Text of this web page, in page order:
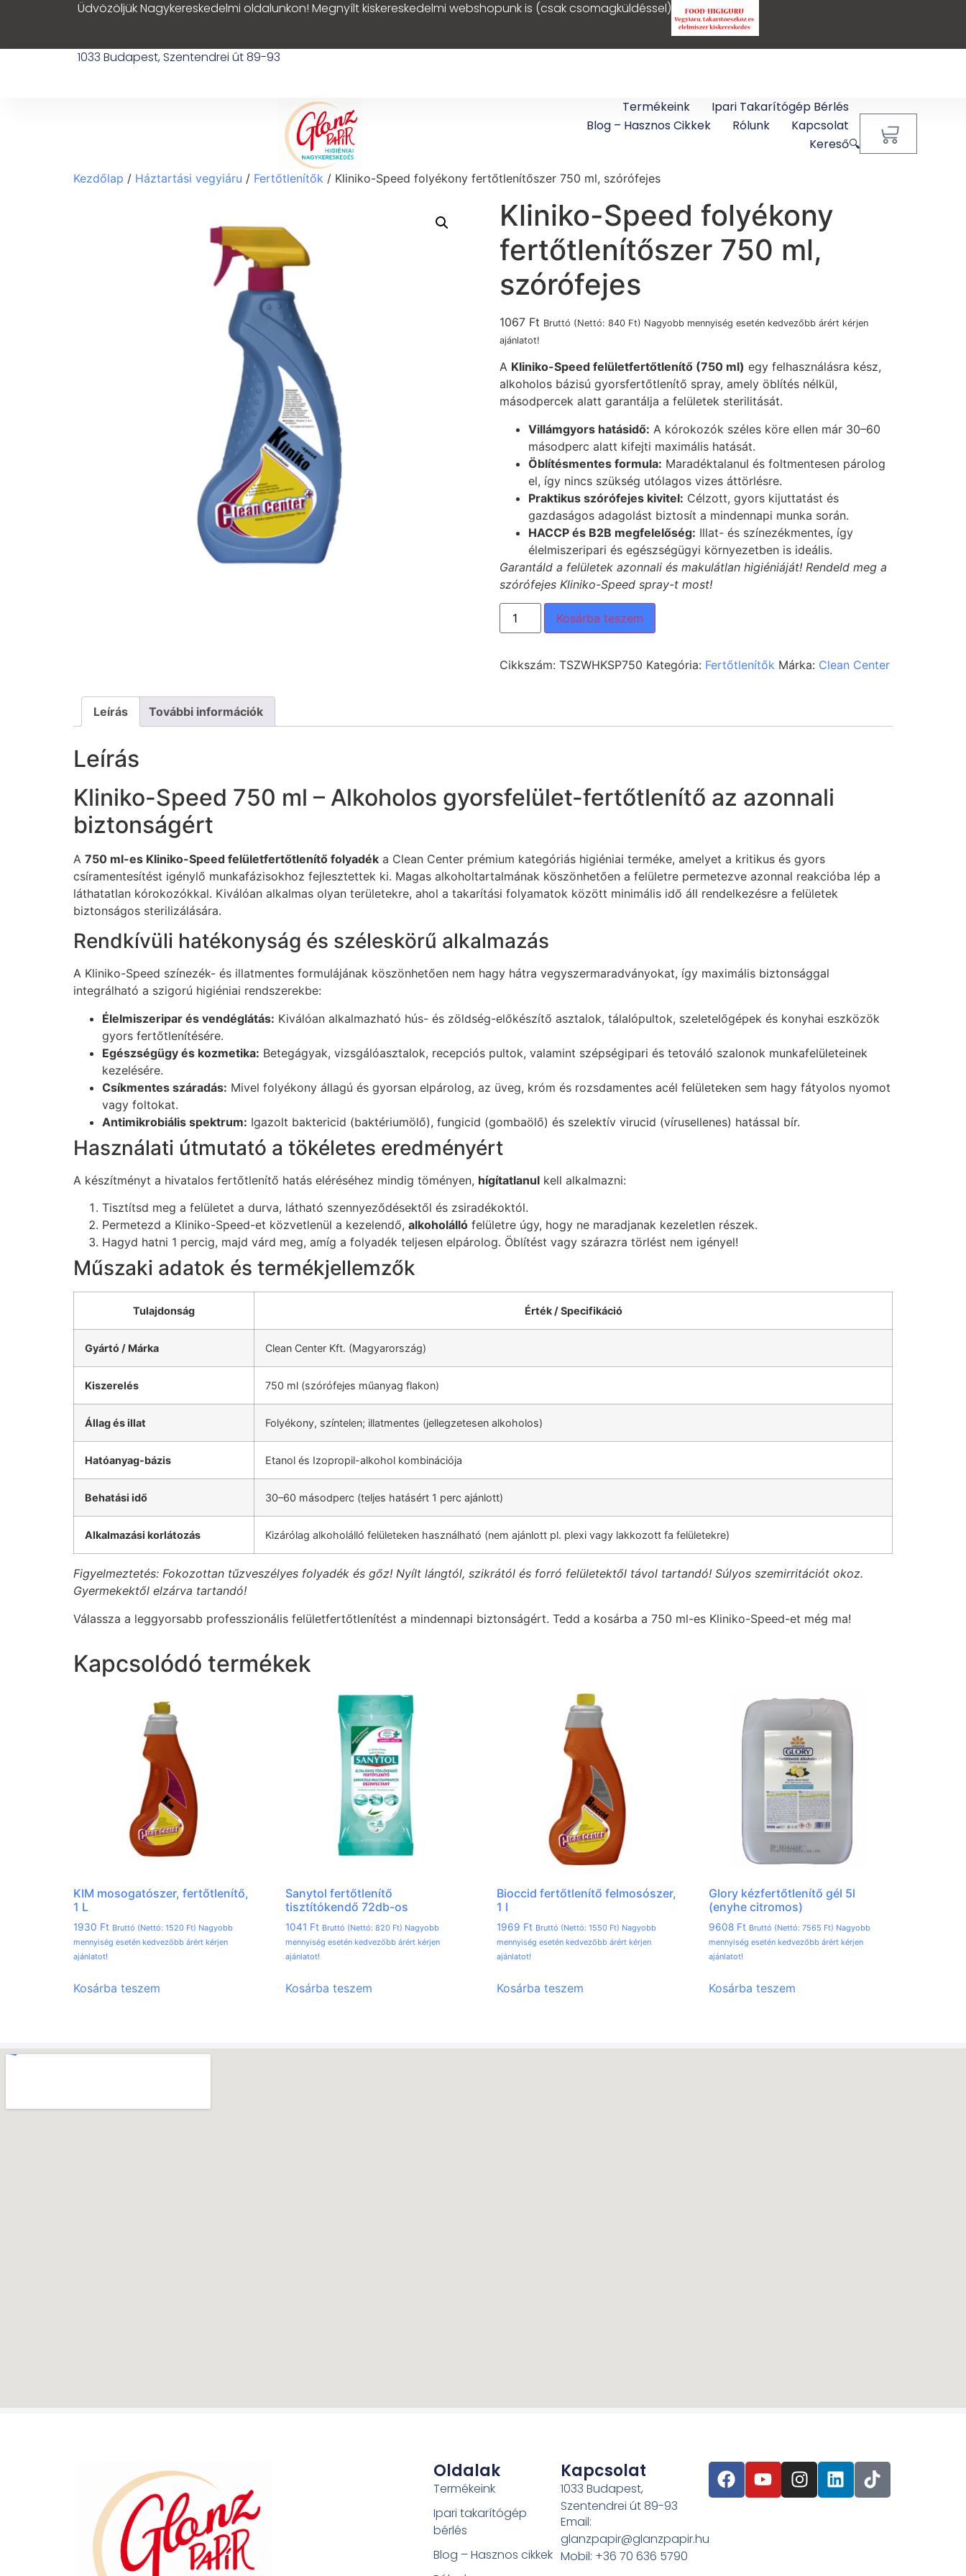
Üdvözöljük Nagykereskedelmi oldalunkon! Megnyílt kiskereskedelmi webshopunk is (csak csomagküldéssel)
1033 Budapest, Szentendrei út 89-93
Termékeink
Ipari Takarítógép Bérlés
Blog – Hasznos Cikkek
Rólunk
Kapcsolat
Kereső🔍
Kezdőlap / Háztartási vegyiáru / Fertőtlenítők / Kliniko-Speed folyékony fertőtlenítőszer 750 ml, szórófejes
Kliniko-Speed folyékony
fertőtlenítőszer 750 ml,
szórófejes
1067 Ft Bruttó (Nettó: 840 Ft) Nagyobb mennyiség esetén kedvezőbb árért kérjen
ajánlatot!
A Kliniko-Speed felületfertőtlenítő (750 ml) egy felhasználásra kész,
alkoholos bázisú gyorsfertőtlenítő spray, amely öblítés nélkül,
másodpercek alatt garantálja a felületek sterilitását.
Villámgyors hatásidő: A kórokozók széles köre ellen már 30–60
másodperc alatt kifejti maximális hatását.
Öblítésmentes formula: Maradéktalanul és foltmentesen párolog
el, így nincs szükség utólagos vizes áttörlésre.
Praktikus szórófejes kivitel: Célzott, gyors kijuttatást és
gazdaságos adagolást biztosít a mindennapi munka során.
HACCP és B2B megfelelőség: Illat- és színezékmentes, így
élelmiszeripari és egészségügyi környezetben is ideális.
Garantáld a felületek azonnali és makulátlan higiéniáját! Rendeld meg a
szórófejes Kliniko-Speed spray-t most!
Kosárba teszem
Cikkszám: TSZWHKSP750 Kategória: Fertőtlenítők Márka: Clean Center
Leírás További információk
Leírás
Kliniko-Speed 750 ml – Alkoholos gyorsfelület-fertőtlenítő az azonnali
biztonságért
A 750 ml-es Kliniko-Speed felületfertőtlenítő folyadék a Clean Center prémium kategóriás higiéniai terméke, amelyet a kritikus és gyors
csíramentesítést igénylő munkafázisokhoz fejlesztettek ki. Magas alkoholtartalmának köszönhetően a felületre permetezve azonnal reakcióba lép a
láthatatlan kórokozókkal. Kiválóan alkalmas olyan területekre, ahol a takarítási folyamatok között minimális idő áll rendelkezésre a felületek
biztonságos sterilizálására.
Rendkívüli hatékonyság és széleskörű alkalmazás
A Kliniko-Speed színezék- és illatmentes formulájának köszönhetően nem hagy hátra vegyszermaradványokat, így maximális biztonsággal
integrálható a szigorú higiéniai rendszerekbe:
Élelmiszeripar és vendéglátás: Kiválóan alkalmazható hús- és zöldség-előkészítő asztalok, tálalópultok, szeletelőgépek és konyhai eszközök
gyors fertőtlenítésére.
Egészségügy és kozmetika: Betegágyak, vizsgálóasztalok, recepciós pultok, valamint szépségipari és tetováló szalonok munkafelületeinek
kezelésére.
Csíkmentes száradás: Mivel folyékony állagú és gyorsan elpárolog, az üveg, króm és rozsdamentes acél felületeken sem hagy fátyolos nyomot
vagy foltokat.
Antimikrobiális spektrum: Igazolt baktericid (baktériumölő), fungicid (gombaölő) és szelektív virucid (vírusellenes) hatással bír.
Használati útmutató a tökéletes eredményért
A készítményt a hivatalos fertőtlenítő hatás eléréséhez mindig töményen, hígítatlanul kell alkalmazni:
Tisztítsd meg a felületet a durva, látható szennyeződésektől és zsiradékoktól.
Permetezd a Kliniko-Speed-et közvetlenül a kezelendő, alkoholálló felületre úgy, hogy ne maradjanak kezeletlen részek.
Hagyd hatni 1 percig, majd várd meg, amíg a folyadék teljesen elpárolog. Öblítést vagy szárazra törlést nem igényel!
Műszaki adatok és termékjellemzők
Tulajdonság Érték / Specifikáció
Gyártó / Márka Clean Center Kft. (Magyarország)
Kiszerelés 750 ml (szórófejes műanyag flakon)
Állag és illat Folyékony, színtelen; illatmentes (jellegzetesen alkoholos)
Hatóanyag-bázis Etanol és Izopropil-alkohol kombinációja
Behatási idő 30–60 másodperc (teljes hatásért 1 perc ajánlott)
Alkalmazási korlátozás Kizárólag alkoholálló felületeken használható (nem ajánlott pl. plexi vagy lakkozott fa felületekre)
Figyelmeztetés: Fokozottan tűzveszélyes folyadék és gőz! Nyílt lángtól, szikrától és forró felületektől távol tartandó! Súlyos szemirritációt okoz.
Gyermekektől elzárva tartandó!
Válassza a leggyorsabb professzionális felületfertőtlenítést a mindennapi biztonságért. Tedd a kosárba a 750 ml-es Kliniko-Speed-et még ma!
Kapcsolódó termékek
KIM mosogatószer, fertőtlenítő,
1 L
1930 Ft Bruttó (Nettó: 1520 Ft) Nagyobb
mennyiség esetén kedvezőbb árért kérjen
ajánlatot!
Kosárba teszem
Sanytol fertőtlenítő
tisztítókendő 72db-os
1041 Ft Bruttó (Nettó: 820 Ft) Nagyobb
mennyiség esetén kedvezőbb árért kérjen
ajánlatot!
Kosárba teszem
Bioccid fertőtlenítő felmosószer,
1 l
1969 Ft Bruttó (Nettó:1550 Ft) Nagyobb
mennyiség esetén kedvezőbb árért kérjen
ajánlatot!
Kosárba teszem
Glory kézfertőtlenítő gél 5l
(enyhe citromos)
9608 Ft Bruttó (Nettó:7565 Ft) Nagyobb
mennyiség esetén kedvezőbb árért kérjen
ajánlatot!
Kosárba teszem
Oldalak
Termékeink
Ipari takarítógép
bérlés
Blog – Hasznos cikkek
Kapcsolat
1033 Budapest,
Szentendrei út 89-93
Email:
glanzpapir@glanzpapir.hu
Mobil: +36 70 636 5790